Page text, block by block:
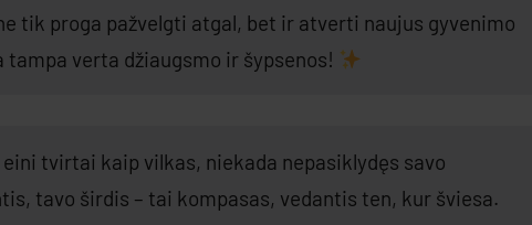
tik proga pažvelgti atgal, bet ir atverti naujus gyvenimo
verta džiaugsmo ir šypsenos!
tvirtai kaip vilkas, niekada nepasiklydęs savo
tavo širdis – tai kompasas, vedantis ten, kur šviesa.